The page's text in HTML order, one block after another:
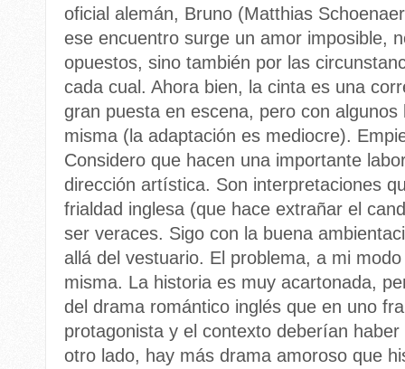
oficial alemán, Bruno (Matthias
ese encuentro surge un amor imposible,
opuestos, sino también por las
cada cual. Ahora bien, la cinta es una
gran puesta en escena, pero con
misma (la adaptación es mediocre).
Considero que hacen una importante
dirección artística. Son interpretaciones
frialdad inglesa (que hace extrañar el
ser veraces. Sigo con la buena
allá del vestuario. El problema, a mi
misma. La historia es muy acartonada,
del drama romántico inglés que en uno
protagonista y el contexto deberían haber
otro lado, hay más drama amoroso que